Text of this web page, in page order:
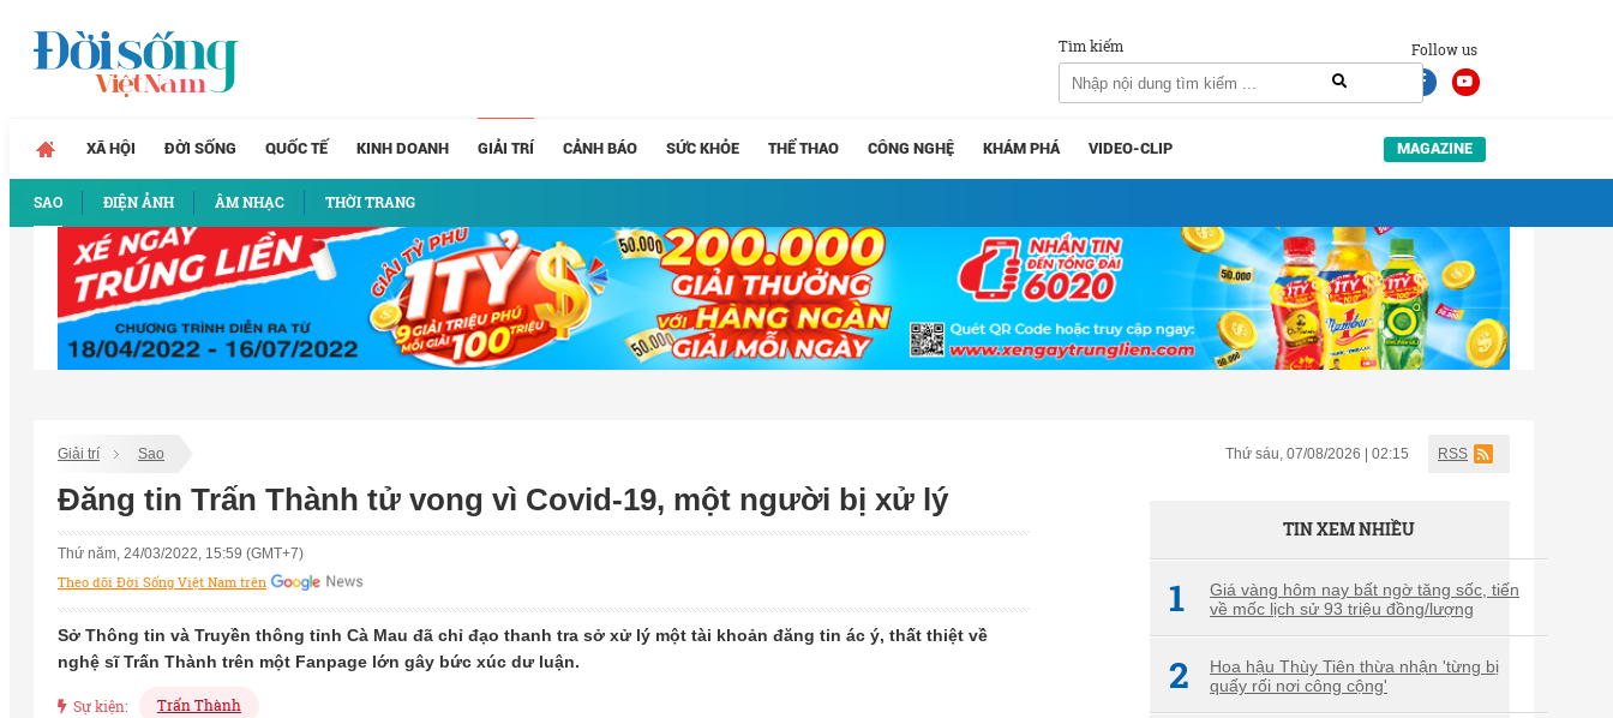
Follow us
Tìm kiếm
XÃ HỘI ĐỜI SỐNG QUỐC TẾ KINH DOANH GIẢI TRÍ
SAO ĐIỆN ẢNH ÂM NHẠC THỜI TRANG
CẢNH BÁO SỨC KHỎE THỂ THAO CÔNG NGHỆ KHÁM PHÁ VIDEO-CLIP MAGAZINE
Giải trí Sao Thứ sáu, 07/08/2026 | 02:15 RSS
Đăng tin Trấn Thành tử vong vì Covid-19, một người bị xử lý
Thứ năm, 24/03/2022, 15:59 (GMT+7)
Theo dõi Đời Sống Việt Nam trên
Sở Thông tin và Truyền thông tỉnh Cà Mau đã chỉ đạo thanh tra sở xử lý một tài khoản đăng tin ác ý, thất thiệt về
nghệ sĩ Trấn Thành trên một Fanpage lớn gây bức xúc dư luận.
Sự kiện: Trấn Thành
TIN XEM NHIỀU
1
Giá vàng hôm nay bất ngờ tăng sốc, tiến
về mốc lịch sử 93 triệu đồng/lượng
2
Hoa hậu Thùy Tiên thừa nhận 'từng bị
quấy rối nơi công cộng'